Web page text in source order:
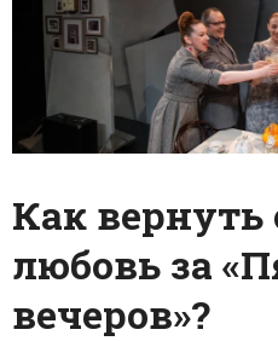
Как вернуть
любовь за
вечеров»?